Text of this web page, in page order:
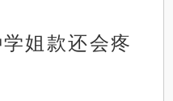
姐款还会疼